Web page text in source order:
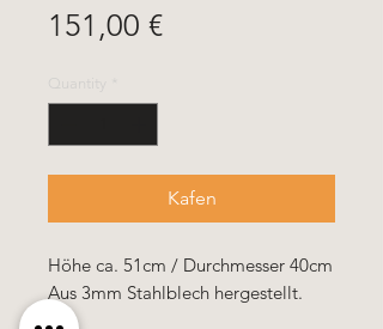
151,00 €Price
Quantity
Kafen
Höhe ca. 51cm / Durchmesser 40cm
Aus 3mm Stahlblech hergestellt.